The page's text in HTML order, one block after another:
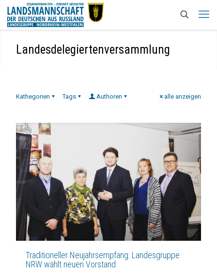
Landesdelegiertenversammlung
Kathegorien Tags Authoren alle anzeigen
Traditioneller Neujahrsempfang: Landesgruppe
NRW wählt neuen Vorstand